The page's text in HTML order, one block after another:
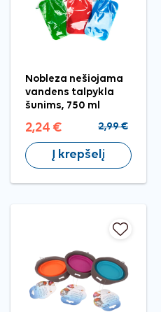
Nobleza nešiojama
vandens talpykla
šunims, 750 ml
2,24 € 2,99 €
Į krepšelį